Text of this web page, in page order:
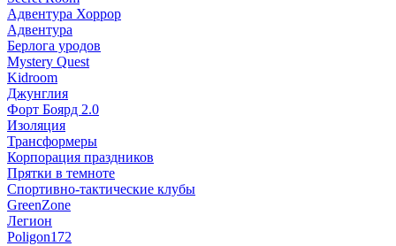
Адвентура Хоррор
Адвентура
Берлога уродов
Mystery Quest
Kidroom
Джунглия
Форт Боярд 2.0
Изоляция
Трансформеры
Корпорация праздников
Прятки в темноте
Спортивно-тактические клубы
GreenZone
Легион
Poligon172